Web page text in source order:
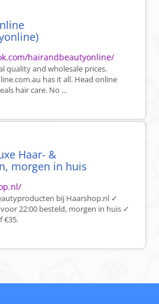
hairandbeautyonline/
quality and wholesale prices.
has it all. Head online
hair care. No ...
Haar- &
morgen in huis
bij Haarshop.nl ✓
22:00 besteld, morgen in huis ✓
€35.